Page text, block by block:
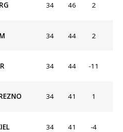
34 46 2
34 44 2
34 44 -11
34 41 1
34 41 -4